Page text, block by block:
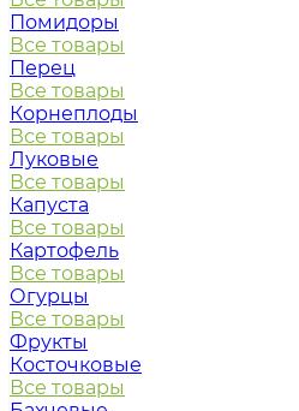
Помидоры
Все товары
Перец
Все товары
Корнеплоды
Все товары
Луковые
Все товары
Капуста
Все товары
Картофель
Все товары
Огурцы
Все товары
Фрукты
Косточковые
Все товары